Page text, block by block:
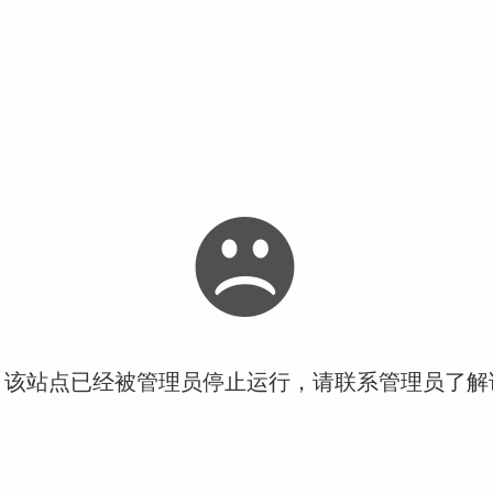
站点已经被管理员停止运行，请联系管理员了